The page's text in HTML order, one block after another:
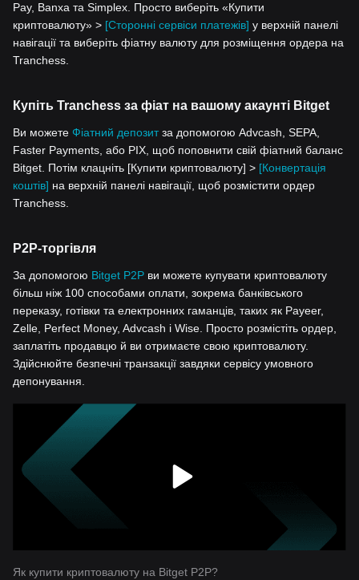
Pay, Banxa та Simplex. Просто виберіть «Купити
криптовалюту» > [Сторонні сервіси платежів] у верхній панелі
навігації та виберіть фіатну валюту для розміщення ордера на
Tranchess.
Купіть Tranchess за фіат на вашому акаунті Bitget
Ви можете Фіатний депозитза допомогою Advcash, SEPA,
Faster Payments, або PIX, щоб поповнити свій фіатний баланс
Bitget. Потім клацніть [Купити криптовалюту] > [Конвертація
коштів] на верхній панелі навігації, щоб розмістити ордер
Tranchess.
P2P-торгівля
За допомогою Bitget P2P ви можете купувати криптовалюту
більш ніж 100 способами оплати, зокрема банківського
переказу, готівки та електронних гаманців, таких як Payeer,
Zelle, Perfect Money, Advcash і Wise. Просто розмістіть ордер,
заплатіть продавцю й ви отримаєте свою криптовалюту.
Здійснюйте безпечні транзакції завдяки сервісу умовного
депонування.
Як купити криптовалюту на Bitget P2P?